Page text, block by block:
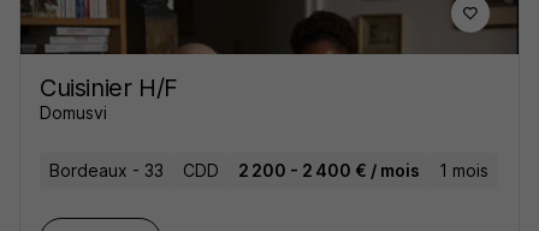
Cuisinier H/F
Domusvi
Bordeaux - 33 CDD 2 200 - 2 400 € / mois 1 mois